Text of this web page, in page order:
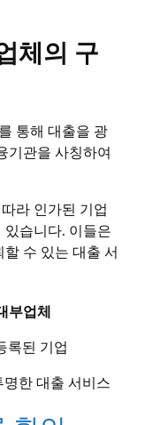
체의 구
통해 대출을 광
기관을 사칭하여
라 인가된 기업
있습니다. 이들은
수 있는 대출 서
부업체
록된 기업
한 대출 서비스